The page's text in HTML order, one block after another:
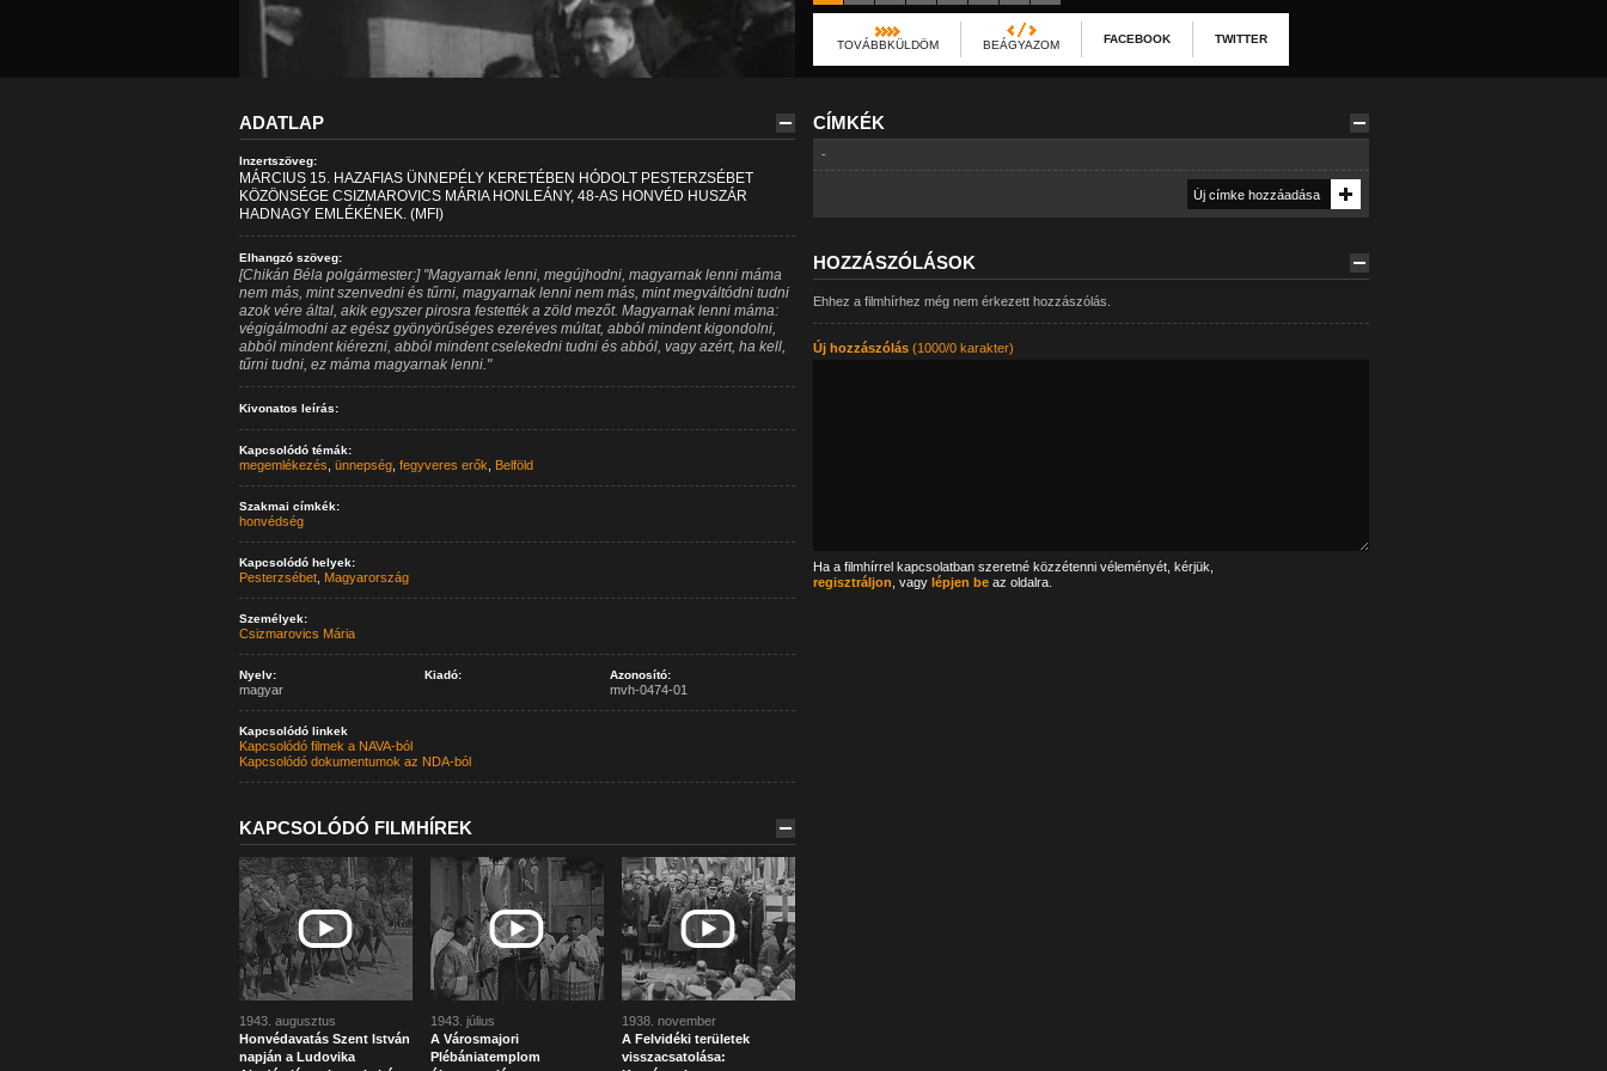
TOVÁBBKÜLDÖM BEÁGYAZOM FACEBOOK TWITTER
ADATLAP
Inzertszöveg:
MÁRCIUS 15. HAZAFIAS ÜNNEPÉLY KERETÉBEN HÓDOLT PESTERZSÉBET
KÖZÖNSÉGE CSIZMAROVICS MÁRIA HONLEÁNY, 48-AS HONVÉD HUSZÁR
HADNAGY EMLÉKÉNEK. (MFI)
Elhangzó szöveg:
[Chikán Béla polgármester:] "Magyarnak lenni, megújhodni, magyarnak lenni máma
nem más, mint szenvedni és tűrni, magyarnak lenni nem más, mint megváltódni tudni
azok vére által, akik egyszer pirosra festették a zöld mezőt. Magyarnak lenni máma:
végigálmodni az egész gyönyörűséges ezeréves múltat, abból mindent kigondolni,
abból mindent kiérezni, abból mindent cselekedni tudni és abból, vagy azért, ha kell,
tűrni tudni, ez máma magyarnak lenni."
Kivonatos leírás:
Kapcsolódó témák:
megemlékezés ünnepség, fegyveres erők Belföld
Szakmai címkék:
honvédség
Kapcsolódó helyek:
Pesterzsébet, Magyarország
Személyek:
Csizmarovics Mária
Nyelv:
magyar
Kiadó: Azonosító:
mvh-0474-01
Kapcsolódó linkek
Kapcsolódó filmek a NAVA-ból
Kapcsolódó dokumentumok az NDA-ból
KAPCSOLÓDÓ FILMHÍREK
1943. augusztus
Honvédavatás Szent István
napján a Ludovika
1943. július
A Városmajori
Plébániatemplom
1938. november
A Felvidéki területek
visszacsatolása:
CÍMKÉK
-
HOZZÁSZÓLÁSOK
Ehhez a filmhírhez még nem érkezett hozzászólás.
Új hozzászólás(1000/0 karakter)
Ha a filmhírrel kapcsolatban szeretné közzétenni véleményét, kérjük,
regisztráljon , vagy lépjen beaz oldalra.